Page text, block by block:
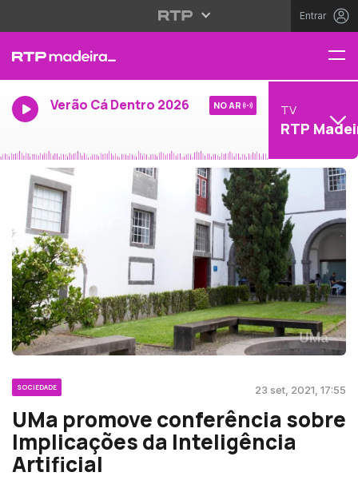
Entrar
Verão Cá Dentro 2026 NO AR TV
RTP
SOCIEDADE 23 set, 2021, 17:55
UMa promove conferência sobre
Implicações da Inteligência
Artificial